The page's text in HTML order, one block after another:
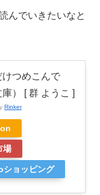
んでいきたいなと
けつめこんで
庫） [ 群 ようこ ]
Rinker
場
ショッピング